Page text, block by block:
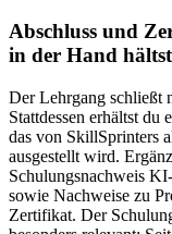
Abschluss und
in der Hand hältst
Der Lehrgang schließt
Stattdessen erhältst
das von SkillSprinters
ausgestellt wird.
Schulungsnachweis
sowie Nachweise zu
Zertifikat. Der